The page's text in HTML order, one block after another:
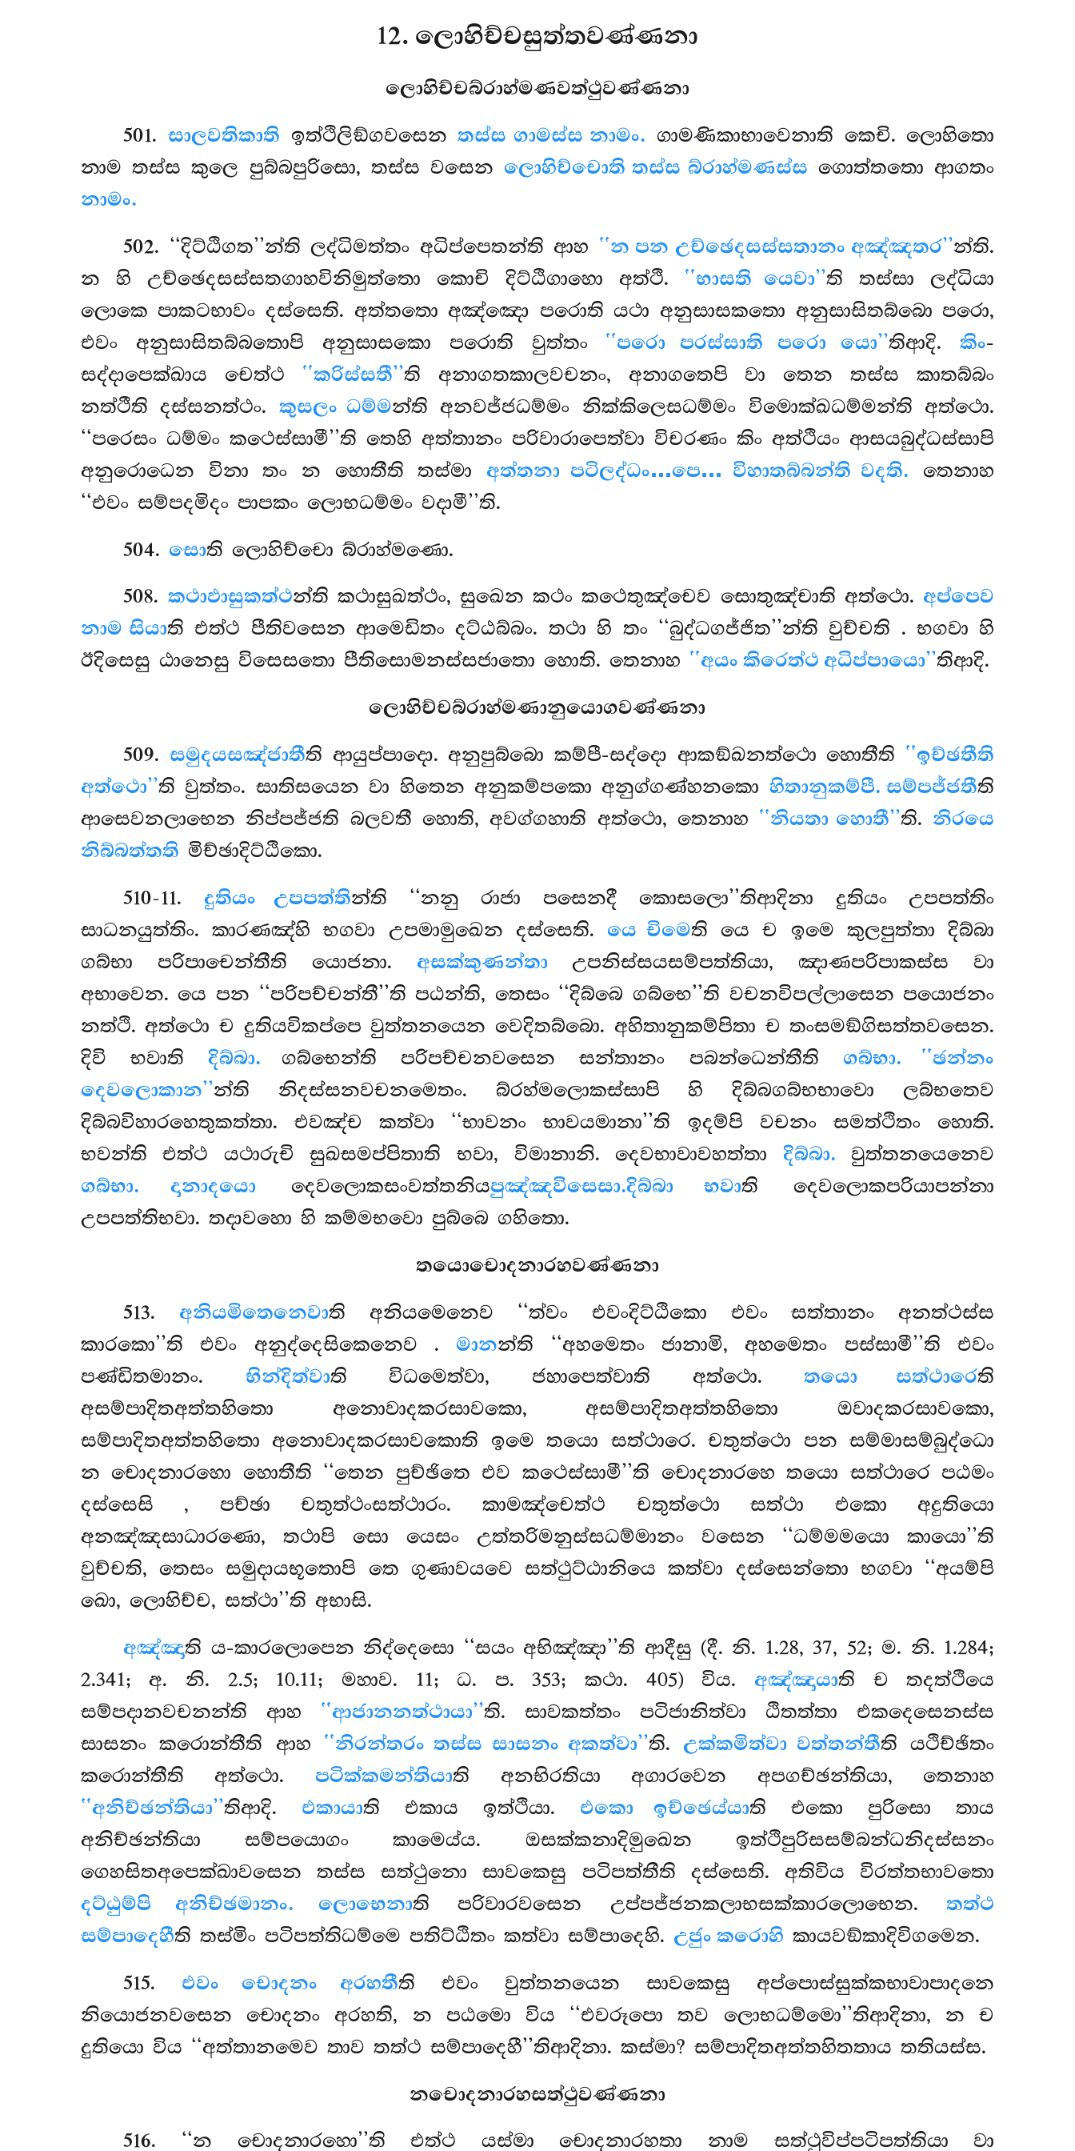
12. ලොහිච්චසුත්තවණ්ණනා
ලොහිච්චබ්රාහ්මණවත්ථුවණ්ණනා
501. සාලවතිකාති ඉත්ථිලිඞ්ගවසෙනතස්ස ගාමස්ස නාමං. ගාමණිකාභාවෙනාති කෙචි. ලොහිතො
නාම තස්ස කුලෙ පුබ්බපුරිසො, තස්ස වසෙන ලොහිච්චොති තස්ස බ්රාහ්මණස්ස ගොත්තතො ආගතං
නාමං.
502. ‘‘දිට්ඨිගත’’න්ති ලද්ධිමත්තං අධිප්පෙතන්ති ආහ ‘‘න පන උච්ඡෙදසස්සතානං අඤ්ඤතර’’න්ති.
න හි උච්ඡෙදසස්සතගාහවිනිමුත්තො කොචි දිට්ඨිගාහො අත්ථි. ‘‘භාසති යෙවා’’ති තස්සා ලද්ධියා
ලොකෙ පාකටභාවං දස්සෙති. අත්තතො අඤ්ඤො පරොති යථා අනුසාසකතො අනුසාසිතබ්බො පරො,
එවං අනුසාසිතබ්බතොපි අනුසාසකො පරොති වුත්තං ‘‘පරො පරස්සාති පරො යො’’තිආදි.කිං-
සද්දාපෙක්ඛාය චෙත්ථ ‘‘කරිස්සතී’’ති අනාගතකාලවචනං, අනාගතෙපි වා තෙන තස්ස කාතබ්බං
නත්ථීති දස්සනත්ථං.කුසලං ධම්මන්ති අනවජ්ජධම්මං නික්කිලෙසධම්මං විමොක්ඛධම්මන්ති අත්ථො.
‘‘පරෙසං ධම්මං කථෙස්සාමී’’ති තෙහි අත්තානං පරිවාරාපෙත්වා විචරණං කිං අත්ථියං ආසයබුද්ධස්සාපි
අනුරොධෙන විනා තං න හොතීති තස්මා අත්තනා පටිලද්ධං…පෙ… විහාතබ්බන්ති වදති. තෙනාහ
‘‘එවං සම්පදමිදං පාපකං ලොභධම්මං වදාමී’’ති.
504. සොති ලොහිච්චො බ්රාහ්මණො.
508. කථාඵාසුකත්ථන්ති කථාසුඛත්ථං, සුඛෙන කථං කථෙතුඤ්චෙව සොතුඤ්චාති අත්ථො. අප්පෙව
නාම සියාති එත්ථ පීතිවසෙන ආමෙඩිතං දට්ඨබ්බං. තථා හි තං ‘‘බුද්ධගජ්ජිත’’න්ති වුච්චති . භගවා හි
ඊදිසෙසු ඨානෙසු විසෙසතො පීතිසොමනස්සජාතො හොති. තෙනාහ ‘‘අයං කිරෙත්ථ අධිප්පායො’’තිආදි.
ලොහිච්චබ්රාහ්මණානුයොගවණ්ණනා
509. සමුදයසඤ්ජාතීති ආයුප්පාදො. අනුපුබ්බො කම්පී-සද්දො ආකඞ්ඛනත්ථො හොතීති ‘‘ඉච්ඡතීති
අත්ථො’’ති වුත්තං. සාතිසයෙන වා හිතෙන අනුකම්පකො අනුග්ගණ්හනකො හිතානුකම්පී. සම්පජ්ජතීති
ආසෙවනලාභෙන නිප්පජ්ජති බලවතී හොති, අවග්ගහාති අත්ථො, තෙනාහ ‘‘නියතා හොතී’’ති. නිරයෙ
නිබ්බත්තති මිච්ඡාදිට්ඨිකො.
510-11. දුතියං උපපත්තින්ති ‘‘නනු රාජා පසෙනදී කොසලො’’තිආදිනා දුතියං උපපත්තිං
සාධනයුත්තිං. කාරණඤ්හි භගවා උපමාමුඛෙන දස්සෙති. යෙ චිමෙති යෙ ච ඉමෙ කුලපුත්තා දිබ්බා
ගබ්භා පරිපාචෙන්තීති යොජනා. අසක්කුණන්තා උපනිස්සයසම්පත්තියා, ඤාණපරිපාකස්ස වා
අභාවෙන. යෙ පන ‘‘පරිපච්චන්තී’’ති පඨන්ති, තෙසං ‘‘දිබ්බෙ ගබ්භෙ’’ති වචනවිපල්ලාසෙන පයොජනං
නත්ථි. අත්ථො ච දුතියවිකප්පෙ වුත්තනයෙන වෙදිතබ්බො. අහිතානුකම්පිතා ච තංසමඞ්ගිසත්තවසෙන.
දිවි භවාතිදිබ්බා. ගබ්භෙන්ති පරිපච්චනවසෙන සන්තානං පබන්ධෙන්තීති ගබ්භා. ‘‘ඡන්නං
දෙවලොකාන’’න්ති නිදස්සනවචනමෙතං. බ්රහ්මලොකස්සාපි හි දිබ්බගබ්භභාවො ලබ්භතෙව
දිබ්බවිහාරහෙතුකත්තා. එවඤ්ච කත්වා ‘‘භාවනං භාවයමානා’’ති ඉදම්පි වචනං සමත්ථිතං හොති.
භවන්ති එත්ථ යථාරුචි සුඛසමප්පිතාති භවා, විමානානි. දෙවභාවාවහත්තා දිබ්බා. වුත්තනයෙනෙව
ගබ්භා. දානාදයො දෙවලොකසංවත්තනියපුඤ්ඤවිසෙසා.දිබ්බා භවාති දෙවලොකපරියාපන්නා
උපපත්තිභවා. තදාවහො හි කම්මභවො පුබ්බෙ ගහිතො.
තයොචොදනාරහවණ්ණනා
513. අනියමිතෙනෙවාති අනියමෙනෙව ‘‘ත්වං එවංදිට්ඨිකො එවං සත්තානං අනත්ථස්ස
කාරකො’’ති එවං අනුද්දෙසිකෙනෙව . මානන්ති ‘‘අහමෙතං ජානාමි, අහමෙතං පස්සාමී’’ති එවං
පණ්ඩිතමානං. භින්දිත්වාති විධමෙත්වා, ජහාපෙත්වාති අත්ථො.තයො සත්ථාරෙති
අසම්පාදිතඅත්තහිතො අනොවාදකරසාවකො, අසම්පාදිතඅත්තහිතො ඔවාදකරසාවකො,
සම්පාදිතඅත්තහිතො අනොවාදකරසාවකොති ඉමෙ තයො සත්ථාරෙ. චතුත්ථො පන සම්මාසම්බුද්ධො
න චොදනාරහො හොතීති ‘‘තෙන පුච්ඡිතෙ එව කථෙස්සාමී’’ති චොදනාරහෙ තයො සත්ථාරෙ පඨමං
දස්සෙසි , පච්ඡා චතුත්ථංසත්ථාරං. කාමඤ්චෙත්ථ චතුත්ථො සත්ථා එකො අදුතියො
අනඤ්ඤසාධාරණො, තථාපි සො යෙසං උත්තරිමනුස්සධම්මානංවසෙන ‘‘ධම්මමයො කායො’’ති
වුච්චති, තෙසං සමුදායභූතොපි තෙ ගුණාවයවෙ සත්ථුට්ඨානියෙ කත්වා දස්සෙන්තො භගවා ‘‘අයම්පි
ඛො, ලොහිච්ච, සත්ථා’’ති අභාසි.
අඤ්ඤාති ය-කාරලොපෙන නිද්දෙසො ‘‘සයං අභිඤ්ඤා’’ති ආදීසු (දී. නි. 1.28, 37, 52; ම. නි. 1.284;
2.341; අ. නි. 2.5; 10.11; මහාව. 11; ධ. ප. 353; කථා. 405) විය. අඤ්ඤායාති ච තදත්ථියෙ
සම්පදානවචනන්ති ආහ ‘‘ආජානනත්ථායා’’ති. සාවකත්තං පටිජානිත්වා ඨිතත්තා එකදෙසෙනස්ස
සාසනං කරොන්තීති ආහ ‘‘නිරන්තරං තස්ස සාසනං අකත්වා’’ති.උක්කමිත්වා වත්තන්තීති යථිච්ඡිතං
කරොන්තීති අත්ථො. පටික්කමන්තියාති අනභිරතියා අගාරවෙන අපගච්ඡන්තියා, තෙනාහ
‘‘අනිච්ඡන්තියා’’තිආදි. එකායාති එකාය ඉත්ථියා. එකො ඉච්ඡෙය්යාති එකො පුරිසො තාය
අනිච්ඡන්තියා සම්පයොගං කාමෙය්ය. ඔසක්කනාදිමුඛෙනඉත්ථිපුරිසසම්බන්ධනිදස්සනං
ගෙහසිතඅපෙක්ඛාවසෙන තස්ස සත්ථුනො සාවකෙසු පටිපත්තීති දස්සෙති. අතිවිය විරත්තභාවතො
දට්ඨුම්පි අනිච්ඡමානං. ලොභෙනාති පරිවාරවසෙන උප්පජ්ජනකලාභසක්කාරලොභෙන.තත්ථ
සම්පාදෙහීති තස්මිං පටිපත්තිධම්මෙ පතිට්ඨිතං කත්වා සම්පාදෙහි. උජුං කරොහි කායවඞ්කාදිවිගමෙන.
515.එවං චොදනං අරහතීති එවං වුත්තනයෙන සාවකෙසු අප්පොස්සුක්කභාවාපාදනෙ
නියොජනවසෙන චොදනං අරහති, න පඨමො විය ‘‘එවරූපො තව ලොභධම්මො’’තිආදිනා, න ච
දුතියො විය ‘‘අත්තානමෙව තාව තත්ථ සම්පාදෙහී’’තිආදිනා. කස්මා? සම්පාදිතඅත්තහිතතාය තතියස්ස.
නචොදනාරහසත්ථුවණ්ණනා
516. ‘‘න චොදනාරහො’’ති එත්ථ යස්මා චොදනාරහතා නාම සත්ථුවිප්පටිපත්තියා වා